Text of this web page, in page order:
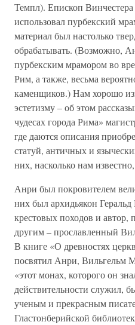
Темпл). Епископ
использовал пурбекский
материал был настолько
обрабатывать. (Возможно,
пурбекским мрамором во
Рим, а также, весьма
каменщиков.) Нам хорошо
эстетизму – об этом
чудесах города Рима»
где даются описания
статуй, античных и
них, насколько нам
Анри был покровителем
них был архидьякон
крестовых походов и автор,
другим – прославленный
В книге «О древностях
посвятил Анри, Вильгельм
«этот монах, которого он
действительности служил,
ученым и прекрасным
Гластонберийской